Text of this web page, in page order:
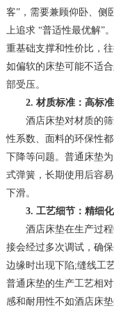
客”，需要兼顾仰卧、侧
上追求 “普适性最优解”
重基础支撑和性价比，
如偏软的床垫可能不适
部受压。
2. 材质标准：高标
酒店床垫对材质的筛
性系数、面料的环保性
下降等问题。普通床垫
式弹簧，长期使用后容
下滑。
3. 工艺细节：精细
酒店床垫在生产过程
接会经过多次调试，确
边缘时出现下陷;缝线工
普通床垫的生产工艺相
感和耐用性不如酒店床垫